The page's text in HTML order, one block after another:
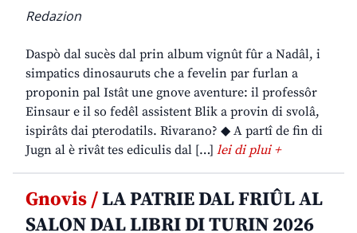
Redazion
Daspò dal sucès dal prin album vignût fûr a Nadâl, i
simpatics dinosauruts che a fevelin par furlan a
proponin pal Istât une gnove aventure: il professôr
Einsaur e il so fedêl assistent Blik a provin di svolâ,
ispirâts dai pterodatils. Rivarano? ◆ A partî de fin di
Jugn al è rivât tes ediculis dal […] lei di plui +
Gnovis /LA PATRIE DAL FRIÛL AL
SALON DAL LIBRI DI TURIN 2026